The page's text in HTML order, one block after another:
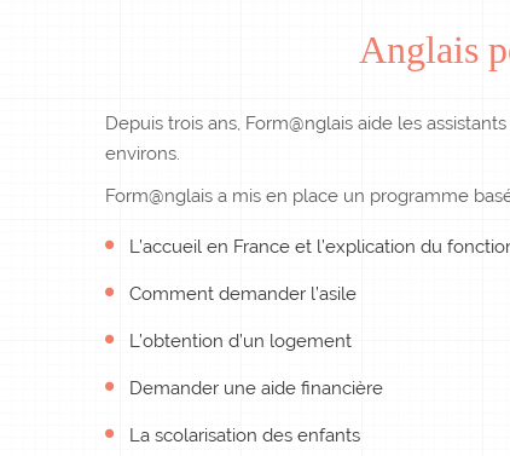
Anglais
Depuis trois ans, Form@nglais aide les
environs.
Form@nglais a mis en place un programme
L’accueil en France et l’explication du
Comment demander l’asile
L’obtention d’un logement
Demander une aide financière
La scolarisation des enfants